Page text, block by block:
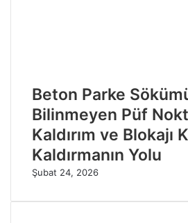
Beton Parke
Bilinmeyen Püf
Kaldırım ve Blokajı
Kaldırmanın Yolu
Şubat 24, 2026